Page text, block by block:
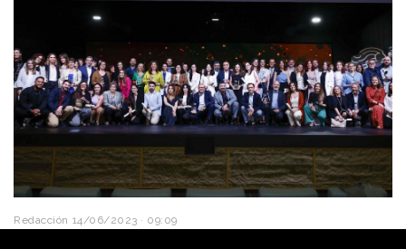
Redacción 14/06/2023 · 09:09